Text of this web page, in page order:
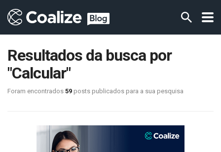
Resultados da busca por
"Calcular"
Foram encontrados 59 posts publicados para a sua pesquisa